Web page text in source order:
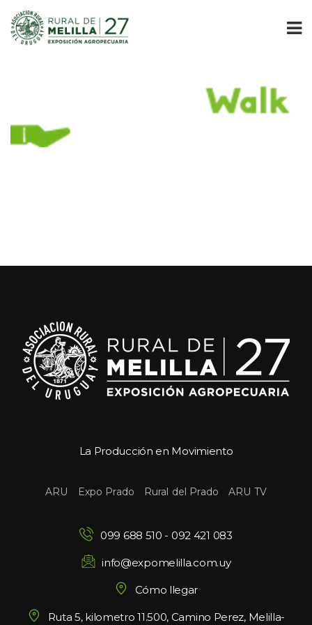
La Producción en Movimiento
ARU Expo Prado Rural del Prado ARU TV
099 688 510 - 092 421 083
info@expomelilla.com.uy
Cómo llegar
Ruta 5, kilometro 11.500, Camino Perez, Melilla-